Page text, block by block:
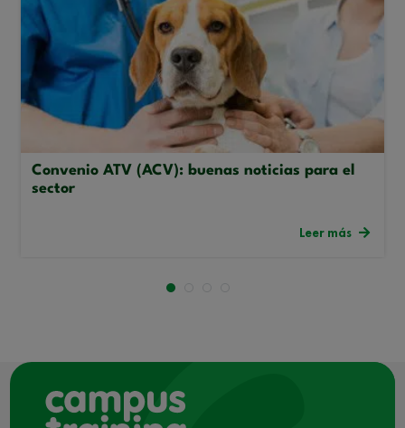
Convenio ATV (ACV): buenas noticias para el
sector
Leer más